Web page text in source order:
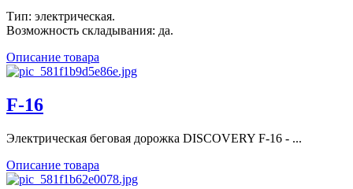
Тип: электрическая.
Возможность складывания: да.
Описание товара
F-16
Электрическая беговая дорожка DISCOVERY F-16 - ...
Описание товара